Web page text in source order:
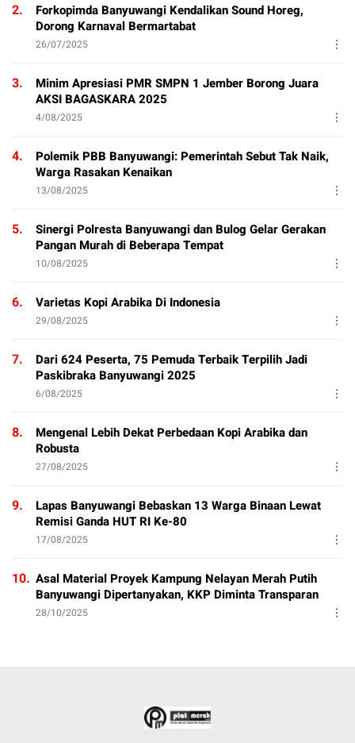
2.
Forkopimda Banyuwangi Kendalikan Sound Horeg,
Dorong Karnaval Bermartabat
26/07/2025
3.
Minim Apresiasi PMR SMPN 1 Jember Borong Juara
AKSI BAGASKARA 2025
4/08/2025
4.
Polemik PBB Banyuwangi: Pemerintah Sebut Tak Naik,
Warga Rasakan Kenaikan
13/08/2025
5.
Sinergi Polresta Banyuwangi dan Bulog Gelar Gerakan
Pangan Murah di Beberapa Tempat
10/08/2025
6. Varietas Kopi Arabika Di Indonesia
29/08/2025
7.
Dari 624 Peserta, 75 Pemuda Terbaik Terpilih Jadi
Paskibraka Banyuwangi 2025
6/08/2025
8.
Mengenal Lebih Dekat Perbedaan Kopi Arabika dan
Robusta
27/08/2025
9.
Lapas Banyuwangi Bebaskan 13 Warga Binaan Lewat
Remisi Ganda HUT RI Ke-80
17/08/2025
10. Asal Material Proyek Kampung Nelayan Merah Putih
Banyuwangi Dipertanyakan, KKP Diminta Transparan
28/10/2025